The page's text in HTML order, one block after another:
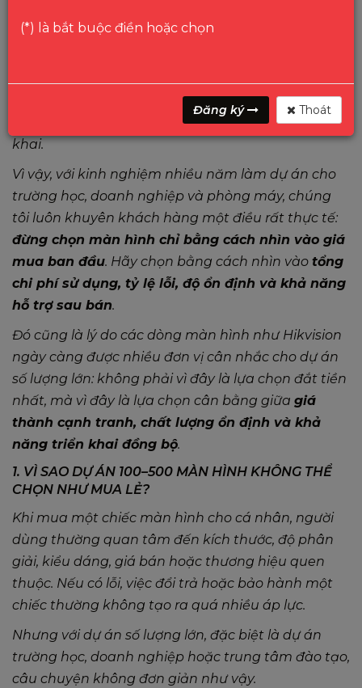
Lúc này, màn hình không còn là một thiết bị đơn lẻ.
ảnh hưởng đến tiến độ nghiệm thu, trải nghiệm sử
dụng, chi phí bảo hành và uy tín của đơn vị triển
khai.
Vì vậy, với kinh nghiệm nhiều năm làm dự án cho
trường học, doanh nghiệp và phòng máy, chúng
tôi luôn khuyên khách hàng một điều rất thực tế:
đừng chọn màn hình chỉ bằng cách nhìn vào giá
mua ban đầu. Hãy chọn bằng cách nhìn vào tổng
chi phí sử dụng, tỷ lệ lỗi, độ ổn định và khả năng
hỗ trợ sau bán.
Đó cũng là lý do các dòng màn hình như Hikvision
ngày càng được nhiều đơn vị cân nhắc cho dự án
số lượng lớn: không phải vì đây là lựa chọn đắt tiền
nhất, mà vì đây là lựa chọn cân bằng giữa giá
thành cạnh tranh, chất lượng ổn định và khả
năng triển khai đồng bộ.
1. VÌ SAO DỰ ÁN 100–500 MÀN HÌNH KHÔNG THỂ
CHỌN NHƯ MUA LẺ?
Khi mua một chiếc màn hình cho cá nhân, người
dùng thường quan tâm đến kích thước, độ phân
giải, kiểu dáng, giá bán hoặc thương hiệu quen
thuộc. Nếu có lỗi, việc đổi trả hoặc bảo hành một
chiếc thường không tạo ra quá nhiều áp lực.
Nhưng với dự án số lượng lớn, đặc biệt là dự án
trường học, doanh nghiệp hoặc trung tâm đào tạo,
câu chuyện không đơn giản như vậy.
(*) là bắt buộc điền hoặc chọn
Đăng ký Thoát